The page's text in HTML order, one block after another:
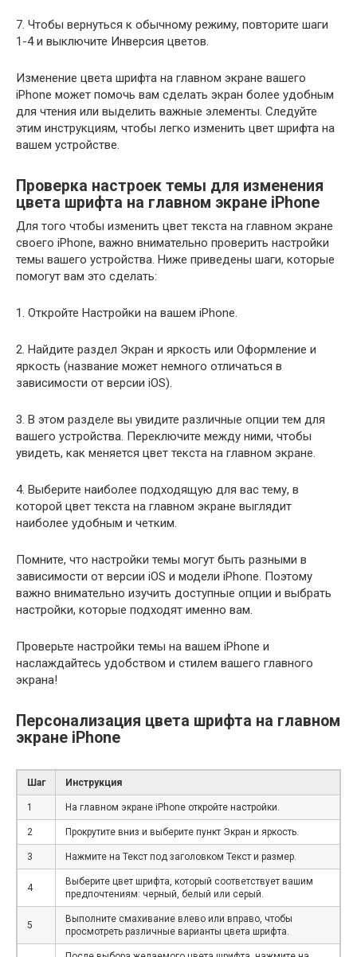
7. Чтобы вернуться к обычному режиму, повторите шаги
1-4 и выключите Инверсия цветов.
Изменение цвета шрифта на главном экране вашего
iPhone может помочь вам сделать экран более удобным
для чтения или выделить важные элементы. Следуйте
этим инструкциям, чтобы легко изменить цвет шрифта на
вашем устройстве.
Проверка настроек темы для изменения
цвета шрифта на главном экране iPhone
Для того чтобы изменить цвет текста на главном экране
своего iPhone, важно внимательно проверить настройки
темы вашего устройства. Ниже приведены шаги, которые
помогут вам это сделать:
1. Откройте Настройки на вашем iPhone.
2. Найдите раздел Экран и яркость или Оформление и
яркость (название может немного отличаться в
зависимости от версии iOS).
3. В этом разделе вы увидите различные опции тем для
вашего устройства. Переключите между ними, чтобы
увидеть, как меняется цвет текста на главном экране.
4. Выберите наиболее подходящую для вас тему, в
которой цвет текста на главном экране выглядит
наиболее удобным и четким.
Помните, что настройки темы могут быть разными в
зависимости от версии iOS и модели iPhone. Поэтому
важно внимательно изучить доступные опции и выбрать
настройки, которые подходят именно вам.
Проверьте настройки темы на вашем iPhone и
наслаждайтесь удобством и стилем вашего главного
экрана!
Персонализация цвета шрифта на главном
экране iPhone
Шаг Инструкция
1 На главном экране iPhone откройте настройки.
2 Прокрутите вниз и выберите пункт Экран и яркость.
3 Нажмите на Текст под заголовком Текст и размер.
4
Выберите цвет шрифта, который соответствует вашим
предпочтениям: черный, белый или серый.
5
Выполните смахивание влево или вправо, чтобы
просмотреть различные варианты цвета шрифта.